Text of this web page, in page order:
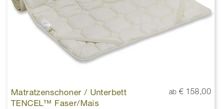
Matratzenschoner / Unterbett
TENCEL™ Faser/Mais
ab € 158,00